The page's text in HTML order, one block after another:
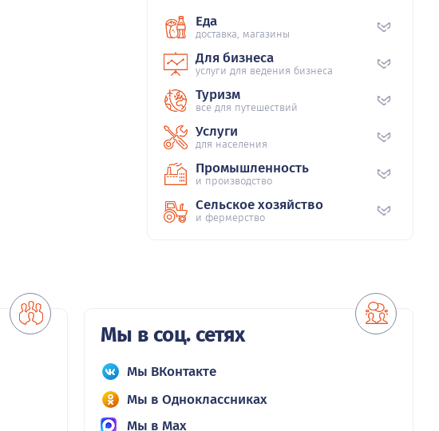
Еда
доставка, магазины
Для бизнеса
услуги для ведения бизнеса
Туризм
все для путешествий
Услуги
для населения
Промышленность
и производство
Сельское хозяйство
и фермерство
Мы в соц. сетях
Мы ВКонтакте
Мы в Одноклассниках
Мы в Max